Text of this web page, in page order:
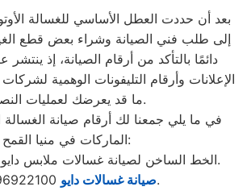
بعد أن حددت العطل الأساسي للغسالة
إلى طلب فني الصيانة وشراء بعض قطع
دائمًا بالتأكد من أرقام الصيانة، إذ
الإعلانات وأرقام التليفونات الوهمية
ما قد يعرضك لعمليات النصب.
في ما يلي جمعنا لك أرقام صيانة الغسالة
الماركات في منيا القمح:
الخط الساخن لصيانة غسالات ملابس دايو 01210999852.
صيانة غسالات دايو01096922100.